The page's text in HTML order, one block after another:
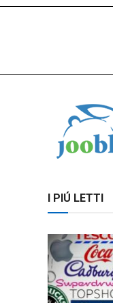
I PIÚ LETTI